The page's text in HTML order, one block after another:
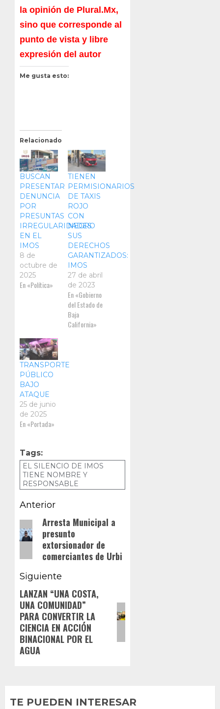
la opinión de Plural.Mx,
sino que corresponde al
punto de vista y libre
expresión del autor
Me gusta esto:
Relacionado
BUSCAN
PRESENTAR
DENUNCIA
POR
PRESUNTAS
IRREGULARIDADES
EN EL
IMOS
8 de
octubre de
2025
En «Política»
TIENEN
PERMISIONARIOS
DE TAXIS
ROJO
CON
NEGRO
SUS
DERECHOS
GARANTIZADOS:
IMOS
27 de abril
de 2023
En «Gobierno
del Estado de
Baja
California»
TRANSPORTE
PÚBLICO
BAJO
ATAQUE
25 de junio
de 2025
En «Portada»
Tags:
EL SILENCIO DE IMOS
TIENE NOMBRE Y
RESPONSABLE
Navegación
de
entradas
Anterior
Entrada
anterior:
Arresta Municipal a
presunto
extorsionador de
comerciantes de Urbi
Siguiente
Siguiente
entrada:
LANZAN “UNA COSTA,
UNA COMUNIDAD”
PARA CONVERTIR LA
CIENCIA EN ACCIÓN
BINACIONAL POR EL
AGUA
TE PUEDEN INTERESAR